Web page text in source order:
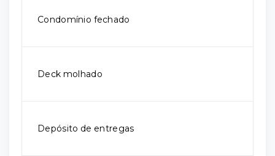
Condomínio fechado
Deck molhado
Depósito de entregas